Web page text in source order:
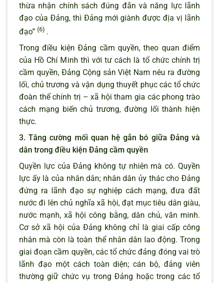
thừa nhận chính sách đúng đắn và năng lực lãnh
đạo của Đảng, thì Đảng mới giành được địa vị lãnh
đạo” (6) .
Trong điều kiện Đảng cầm quyền, theo quan điểm
của Hồ Chí Minh thì với tư cách là tổ chức chính trị
cầm quyền, Đảng Cộng sản Việt Nam nêu ra đường
lối, chủ trương và vận dụng thuyết phục các tổ chức
đoàn thể chính trị – xã hội tham gia các phong trào
cách mạng biến chủ trương, đường lối thành hiện
thực.
3. Tăng cường mối quan hệ gắn bó giữa Đảng và
dân trong điều kiện Đảng cầm quyền
Quyền lực của Đảng không tự nhiên mà có. Quyền
lực ấy là của nhân dân; nhân dân ủy thác cho Đảng
đứng ra lãnh đạo sự nghiệp cách mạng, đưa đất
nước đi lên chủ nghĩa xã hội, đạt mục tiêu dân giàu,
nước mạnh, xã hội công bằng, dân chủ, văn minh.
Cơ sở xã hội của Đảng không chỉ là giai cấp công
nhân mà còn là toàn thể nhân dân lao động. Trong
giai đoạn cầm quyền, các tổ chức đảng đóng vai trò
lãnh đạo một cách toàn diện; cán bộ, đảng viên
thường giữ chức vụ trong Đảng hoặc trong các tổ